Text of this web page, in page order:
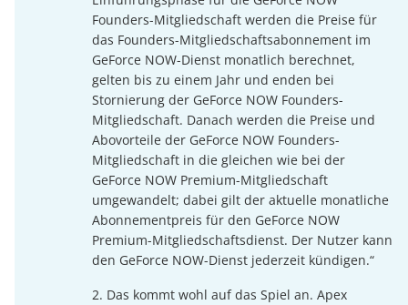
Founders-Mitgliedschaft werden die Preise für
das Founders-Mitgliedschaftsabonnement im
GeForce NOW-Dienst monatlich berechnet,
gelten bis zu einem Jahr und enden bei
Stornierung der GeForce NOW Founders-
Mitgliedschaft. Danach werden die Preise und
Abovorteile der GeForce NOW Founders-
Mitgliedschaft in die gleichen wie bei der
GeForce NOW Premium-Mitgliedschaft
umgewandelt; dabei gilt der aktuelle monatliche
Abonnementpreis für den GeForce NOW
Premium-Mitgliedschaftsdienst. Der Nutzer kann
den GeForce NOW-Dienst jederzeit kündigen.“
2. Das kommt wohl auf das Spiel an. Apex